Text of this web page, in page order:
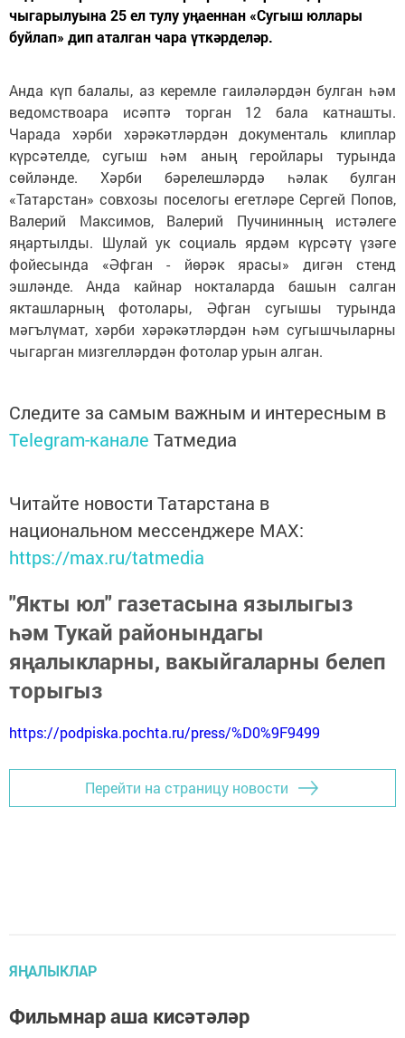
чыгарылуына 25 ел тулу уңаеннан «Сугыш юллары
буйлап» дип аталган чара үткәрделәр.
Анда күп балалы, аз керемле гаиләләрдән булган һәм
ведомствоара исәптә торган 12 бала катнашты.
Чарада хәрби хәрәкәтләрдән документаль клиплар
күрсәтелде, сугыш һәм аның геройлары турында
сөйләнде. Хәрби бәрелешләрдә һәлак булган
«Татарстан» совхозы поселогы егетләре Сергей Попов,
Валерий Максимов, Валерий Пучининның истәлеге
яңартылды. Шулай ук социаль ярдәм күрсәтү үзәге
фойесында «Әфган - йөрәк ярасы» дигән стенд
эшләнде. Анда кайнар нокталарда башын салган
якташларның фотолары, Әфган сугышы турында
мәгълүмат, хәрби хәрәкәтләрдән һәм сугышчыларны
чыгарган мизгелләрдән фотолар урын алган.
Следите за самым важным и интересным в
Telegram-канале Татмедиа
Читайте новости Татарстана в
национальном мессенджере MАХ:
https://max.ru/tatmedia
"Якты юл" газетасына язылыгыз
һәм Тукай районындагы
яңалыкларны, вакыйгаларны белеп
торыгыз
https://podpiska.pochta.ru/press/%D0%9F9499
Перейти на страницу новости
ЯҢАЛЫКЛАР
Фильмнар аша кисәтәләр